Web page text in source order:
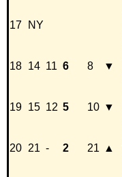
17 NY
18 14 11 6 8 ▼
19 15 12 5 10 ▼
20 21 - 2 21 ▲